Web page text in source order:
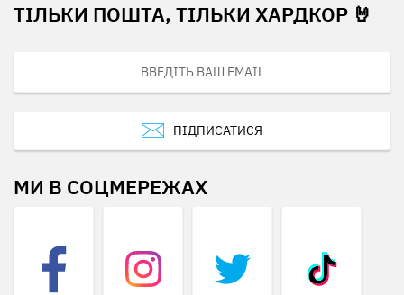
ТІЛЬКИ ПОШТА, ТІЛЬКИ ХАРДКОР 🤘
ПІДПИСАТИСЯ
МИ В СОЦМЕРЕЖАХ